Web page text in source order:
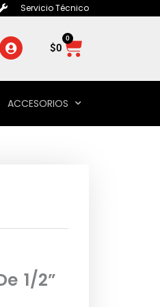
Servicio Técnico
$0
0
Carrito
ACCESORIOS
1/2”